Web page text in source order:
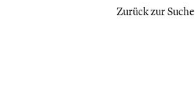
Zurück zur Suche